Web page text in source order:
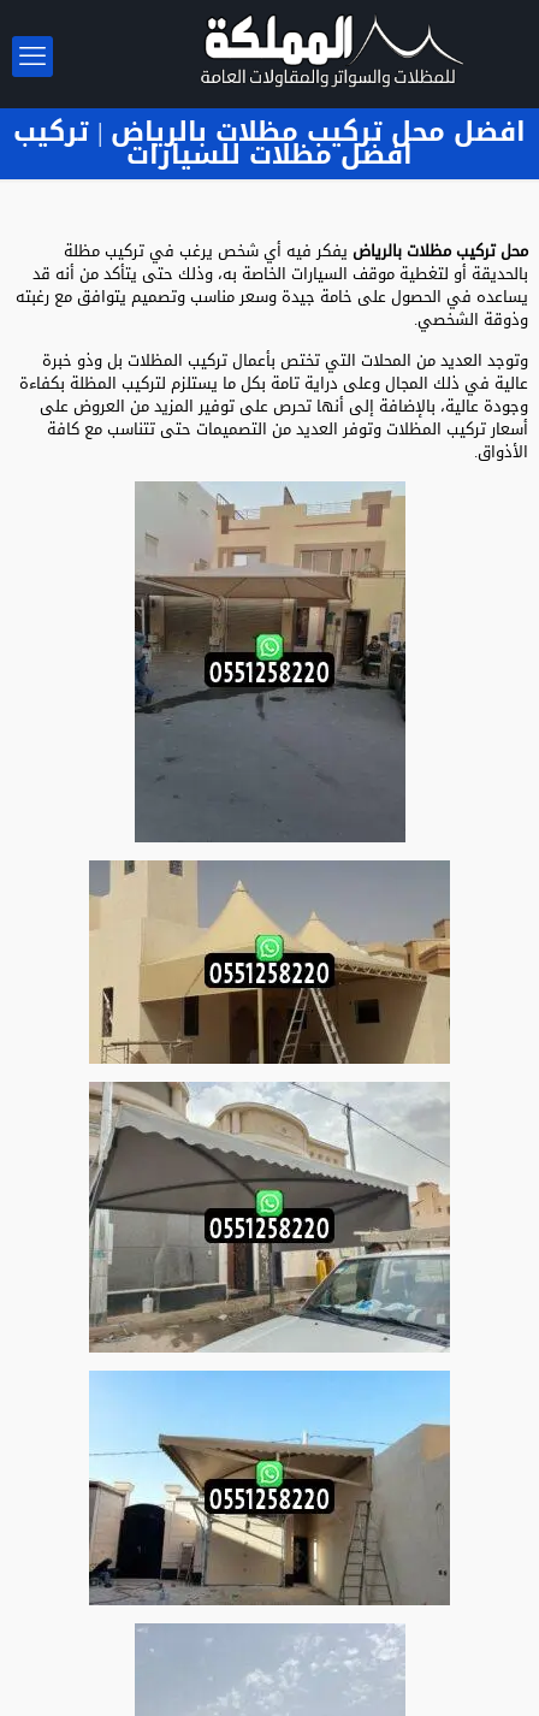
افضل محل تركيب مظلات بالرياض | تركيب
افضل مظلات للسيارات
محل تركيب مظلات بالرياض يفكر فيه أي شخص يرغب في تركيب مظلة
بالحديقة أو لتغطية موقف السيارات الخاصة به، وذلك حتى يتأكد من أنه قد
يساعده في الحصول على خامة جيدة وسعر مناسب وتصميم يتوافق مع رغبته
وذوقة الشخصي.
وتوجد العديد من المحلات التي تختص بأعمال تركيب المظلات بل وذو خبرة
عالية في ذلك المجال وعلى دراية تامة بكل ما يستلزم لتركيب المظلة بكفاءة
وجودة عالية، بالإضافة إلى أنها تحرص على توفير المزيد من العروض على
أسعار تركيب المظلات وتوفر العديد من التصميمات حتى تتناسب مع كافة
الأذواق.